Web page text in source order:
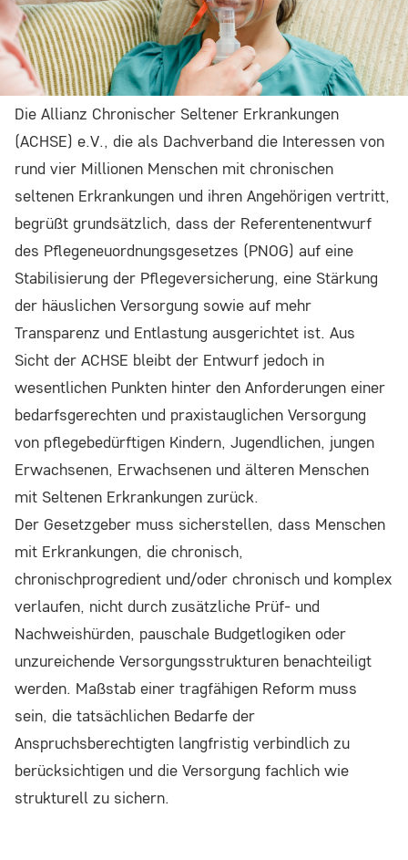
Die Allianz Chronischer Seltener Erkrankungen
(ACHSE) e.V., die als Dachverband die Interessen von
rund vier Millionen Menschen mit chronischen
seltenen Erkrankungen und ihren Angehörigen vertritt,
begrüßt grundsätzlich, dass der Referentenentwurf
des Pflegeneuordnungsgesetzes (PNOG) auf eine
Stabilisierung der Pflegeversicherung, eine Stärkung
der häuslichen Versorgung sowie auf mehr
Transparenz und Entlastung ausgerichtet ist. Aus
Sicht der ACHSE bleibt der Entwurf jedoch in
wesentlichen Punkten hinter den Anforderungen einer
bedarfsgerechten und praxistauglichen Versorgung
von pflegebedürftigen Kindern, Jugendlichen, jungen
Erwachsenen, Erwachsenen und älteren Menschen
mit Seltenen Erkrankungen zurück.
Der Gesetzgeber muss sicherstellen, dass Menschen
mit Erkrankungen, die chronisch,
chronischprogredient und/oder chronisch und komplex
verlaufen, nicht durch zusätzliche Prüf- und
Nachweishürden, pauschale Budgetlogiken oder
unzureichende Versorgungsstrukturen benachteiligt
werden. Maßstab einer tragfähigen Reform muss
sein, die tatsächlichen Bedarfe der
Anspruchsberechtigten langfristig verbindlich zu
berücksichtigen und die Versorgung fachlich wie
strukturell zu sichern.
Cookie Laufzeit:
1 Jahr
STATISTIK
anonym. Diese Informationen helfen uns zu
verstehen, wie unsere Besucher unsere
Website nutzen.
Google Analytics
Name:
_ga, _gid, _gat
Anbieter:
Google LLC
Zweck:
Wir verwenden Google Analytics, um die
Nutzung unserer Website zu analysieren und
zu verbessern. Dabei werden anonymisierte
Daten über Ihr Nutzungsverhalten (z.B.
besuchte Seiten, Verweildauer) erfasst und
statistisch ausgewertet.
Cookie Laufzeit:
_ga: 2 Jahre, _gid: 24 Stunden, _gat: 1 Minute
EXTERNE INHALTE